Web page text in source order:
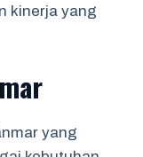
kinerja yang
yang